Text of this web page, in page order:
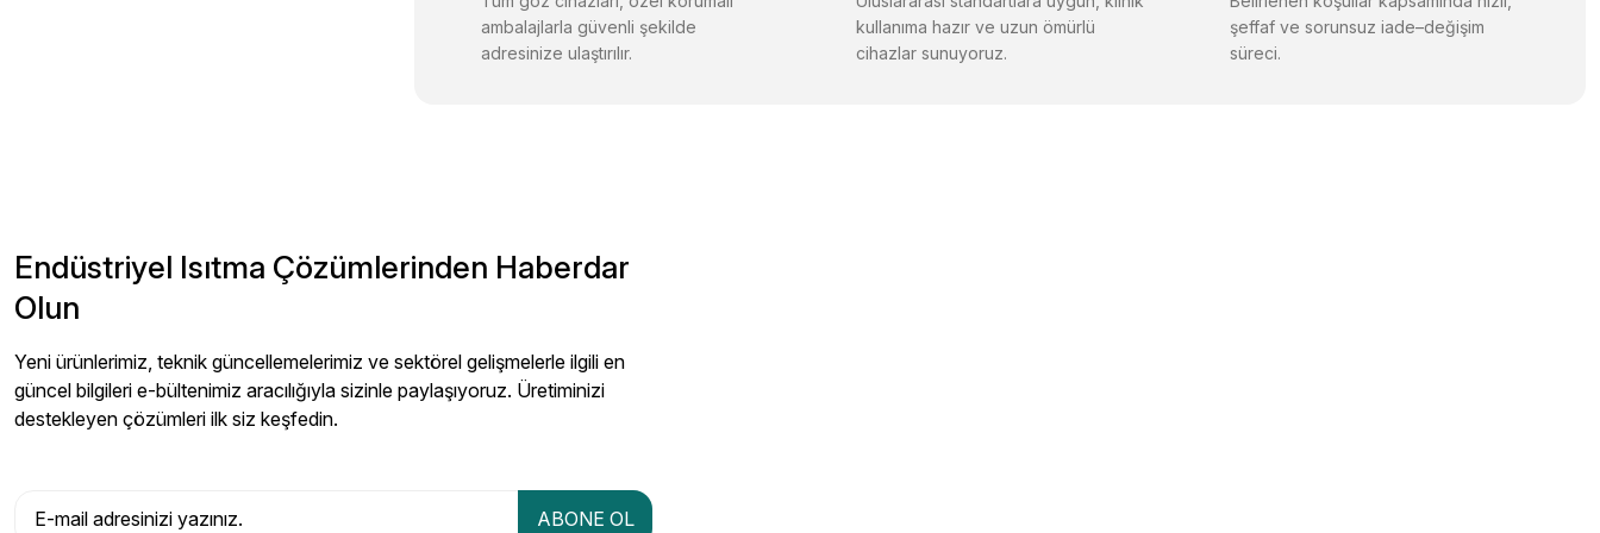
ambalajlarla güvenli şekilde
adresinize ulaştırılır.
kullanıma hazır ve uzun ömürlü
cihazlar sunuyoruz.
şeffaf ve sorunsuz iade–değişim
süreci.
Endüstriyel Isıtma Çözümlerinden Haberdar
Olun
Yeni ürünlerimiz, teknik güncellemelerimiz ve sektörel gelişmelerle ilgili en
güncel bilgileri e-bültenimiz aracılığıyla sizinle paylaşıyoruz. Üretiminizi
destekleyen çözümleri ilk siz keşfedin.
ABONE OL